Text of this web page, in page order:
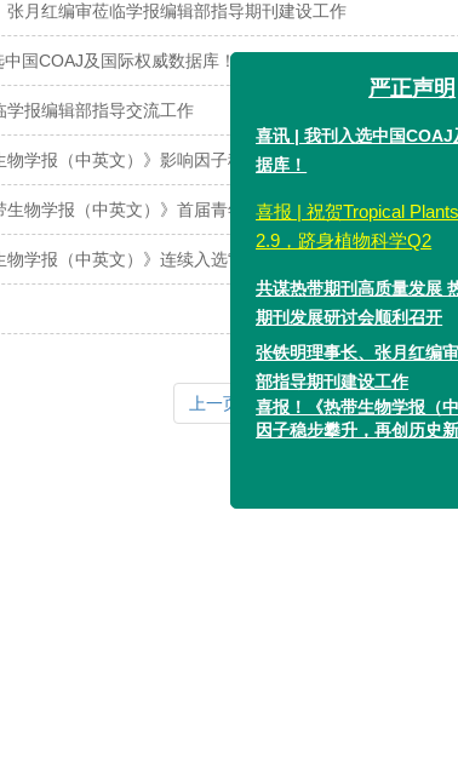
张月红编审莅临学报编辑部指导期刊建设工作
国COAJ及国际权威数据库！
学报编辑部指导交流工作
学报（中英文）》影响因子稳步攀升，再创历史新高！
生物学报（中英文）》首届青年编委会第一次工作会议在三
学报（中英文）》连续入选“中国科技核心期刊”（2025年
上一页 1 2 3 4 下
严正声明
喜讯 | 我刊入选中国COAJ及国
据库！
喜报 | 祝贺Tropical Plants首获
2.9，跻身植物科学Q2
共谋热带期刊高质量发展 热区高
期刊发展研讨会顺利召开
张铁明理事长、张月红编审莅临
部指导期刊建设工作